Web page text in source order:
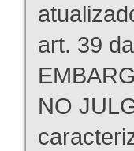
art. 39
NO